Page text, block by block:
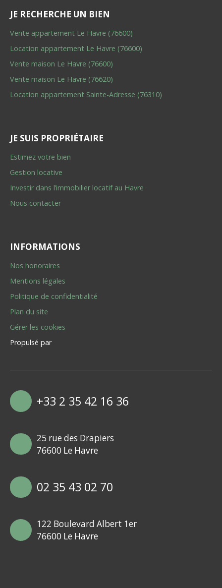
JE RECHERCHE UN BIEN
Vente appartement Le Havre (76600)
Location appartement Le Havre (76600)
Vente maison Le Havre (76600)
Vente maison Le Havre (76620)
Location appartement Sainte-Adresse (76310)
JE SUIS PROPRIÉTAIRE
Estimez votre bien
Gestion locative
Investir dans l’immobilier locatif au Havre
Nous contacter
INFORMATIONS
Nos honoraires
Mentions légales
Politique de confidentialité
Plan du site
Gérer les cookies
Propulsé par
+33 2 35 42 16 36
25 rue des Drapiers
76600 Le Havre
02 35 43 02 70
122 Boulevard Albert 1er
76600 Le Havre